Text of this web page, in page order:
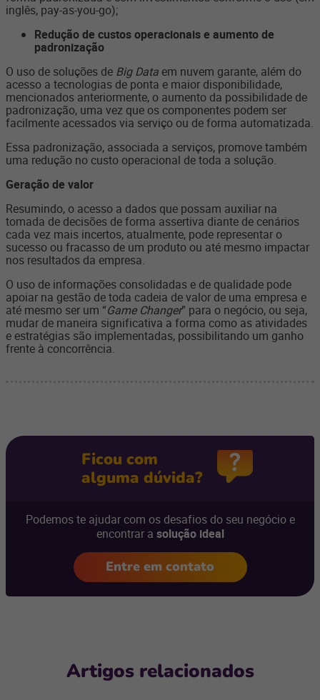
inglês, pay-as-you-go);
Redução de custos operacionais e aumento de
padronização
O uso de soluções de Big Data em nuvem garante, além do
acesso a tecnologias de ponta e maior disponibilidade,
mencionados anteriormente, o aumento da possibilidade de
padronização, uma vez que os componentes podem ser
facilmente acessados via serviço ou de forma automatizada.
Essa padronização, associada a serviços, promove também
uma redução no custo operacional de toda a solução.
Geração de valor
Resumindo, o acesso a dados que possam auxiliar na
tomada de decisões de forma assertiva diante de cenários
cada vez mais incertos, atualmente, pode representar o
sucesso ou fracasso de um produto ou até mesmo impactar
nos resultados da empresa.
O uso de informações consolidadas e de qualidade pode
apoiar na gestão de toda cadeia de valor de uma empresa e
até mesmo ser um “Game Changer” para o negócio, ou seja,
mudar de maneira significativa a forma como as atividades
e estratégias são implementadas, possibilitando um ganho
frente à concorrência.
Ficou com
alguma dúvida?
Podemos te ajudar com os desafios do seu negócio e
encontrar a solução ideal
Entre em contato
Artigos relacionados